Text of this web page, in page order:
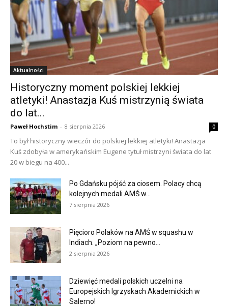
Aktualności
Historyczny moment polskiej lekkiej
atletyki! Anastazja Kuś mistrzynią świata
do lat...
Paweł Hochstim - 8 sierpnia 2026 0
To był historyczny wieczór do polskiej lekkiej atletyki! Anastazja
Kuś zdobyła w amerykańskim Eugene tytuł mistrzyni świata do lat
20 w biegu na 400...
Po Gdańsku pójść za ciosem. Polacy chcą
kolejnych medali AMŚ w...
7 sierpnia 2026
Pięcioro Polaków na AMŚ w squashu w
Indiach. „Poziom na pewno...
2 sierpnia 2026
Dziewięć medali polskich uczelni na
Europejskich Igrzyskach Akademickich w
Salerno!